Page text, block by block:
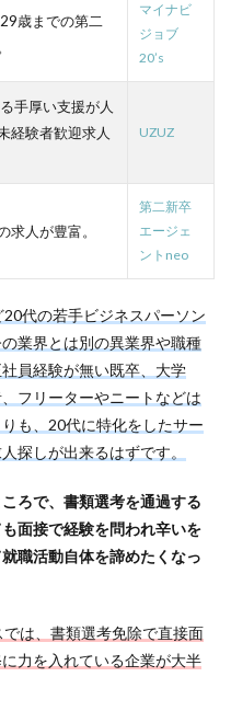
歳までの第二
マイナビ
ジョブ
20’s
手厚い支援が人
経験者歓迎求人
UZUZ
人が豊富。
第二新卒
エージェ
ントneo
代の若手ビジネスパーソン
業界とは別の異業界や職種
員経験が無い既卒、大学
フリーターやニートなどは
も、20代に特化をしたサー
探しが出来るはずです。
ろで、書類選考を通過する
面接で経験を問われ辛いを
職活動自体を諦めたくなっ
は、書類選考免除で直接面
力を入れている企業が大半